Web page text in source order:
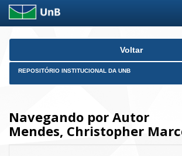
Skip
Voltar
REPOSITÓRIO INSTITUCIONAL DA UNB
Navegando por Autor
Mendes, Christopher